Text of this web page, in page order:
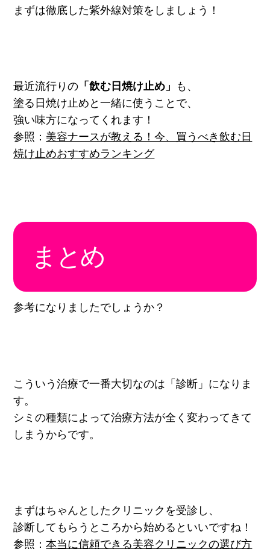
まずは徹底した紫外線対策をしましょう！
最近流行りの 「飲む日焼け止め」
も、
塗る日焼け止めと一緒に使うことで、
強い味方になってくれます！
参照： 美容ナースが教える！今、買うべき飲む日
焼け止めおすすめランキング
まとめ
参考になりましたでしょうか？
こういう治療で一番大切なのは「診断」になりま
す。
シミの種類によって治療方法が全く変わってきて
しまうからです。
まずはちゃんとしたクリニックを受診し、
診断してもらうところから始めるといいですね！
参照：本当に信頼できる美容クリニックの選び方